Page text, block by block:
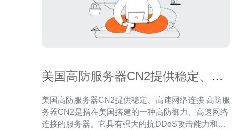
美国高防服务器CN2提供稳定、高
美国高防服务器CN2提供稳定、高速网络连接 高防服
务器CN2是指在美国搭建的一种高防御力、高速网络
连接的服务器。它具有强大的抗DDoS攻击能力和稳